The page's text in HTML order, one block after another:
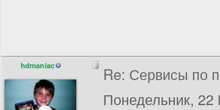
hdmaniac
Re: Сервисы по
Понедельник,